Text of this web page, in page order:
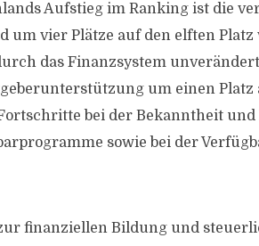
Aufstieg im Ranking ist die
um vier Plätze auf den elften
das Finanzsystem
um einen Platz
bei der Bekanntheit
sowie bei der
finanziellen Bildung und